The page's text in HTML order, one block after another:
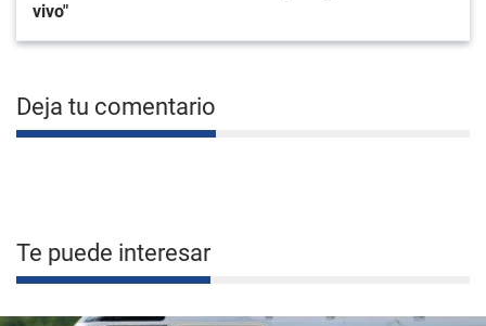
vivo"
Deja tu comentario
Te puede interesar